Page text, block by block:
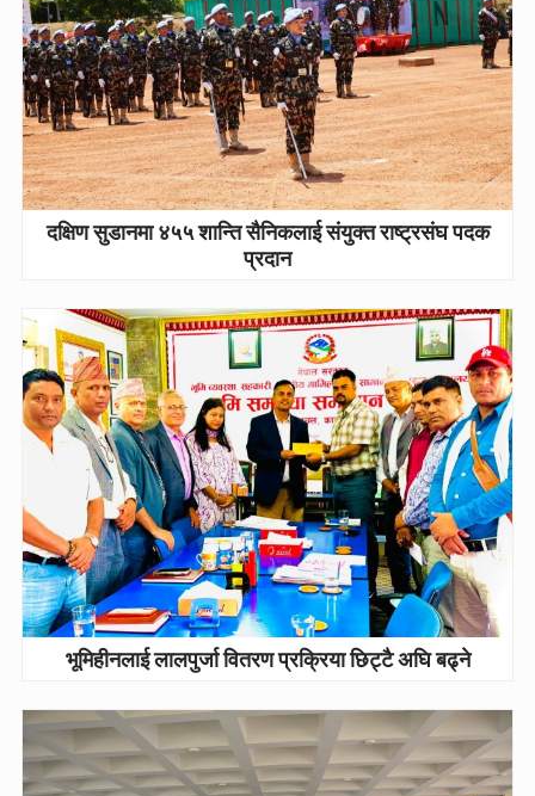
दक्षिण सुडानमा ४५५ शान्ति सैनिकलाई संयुक्त राष्ट्रसंघ पदक
प्रदान
भूमिहीनलाई लालपुर्जा वितरण प्रक्रिया छिट्टै अघि बढ्ने